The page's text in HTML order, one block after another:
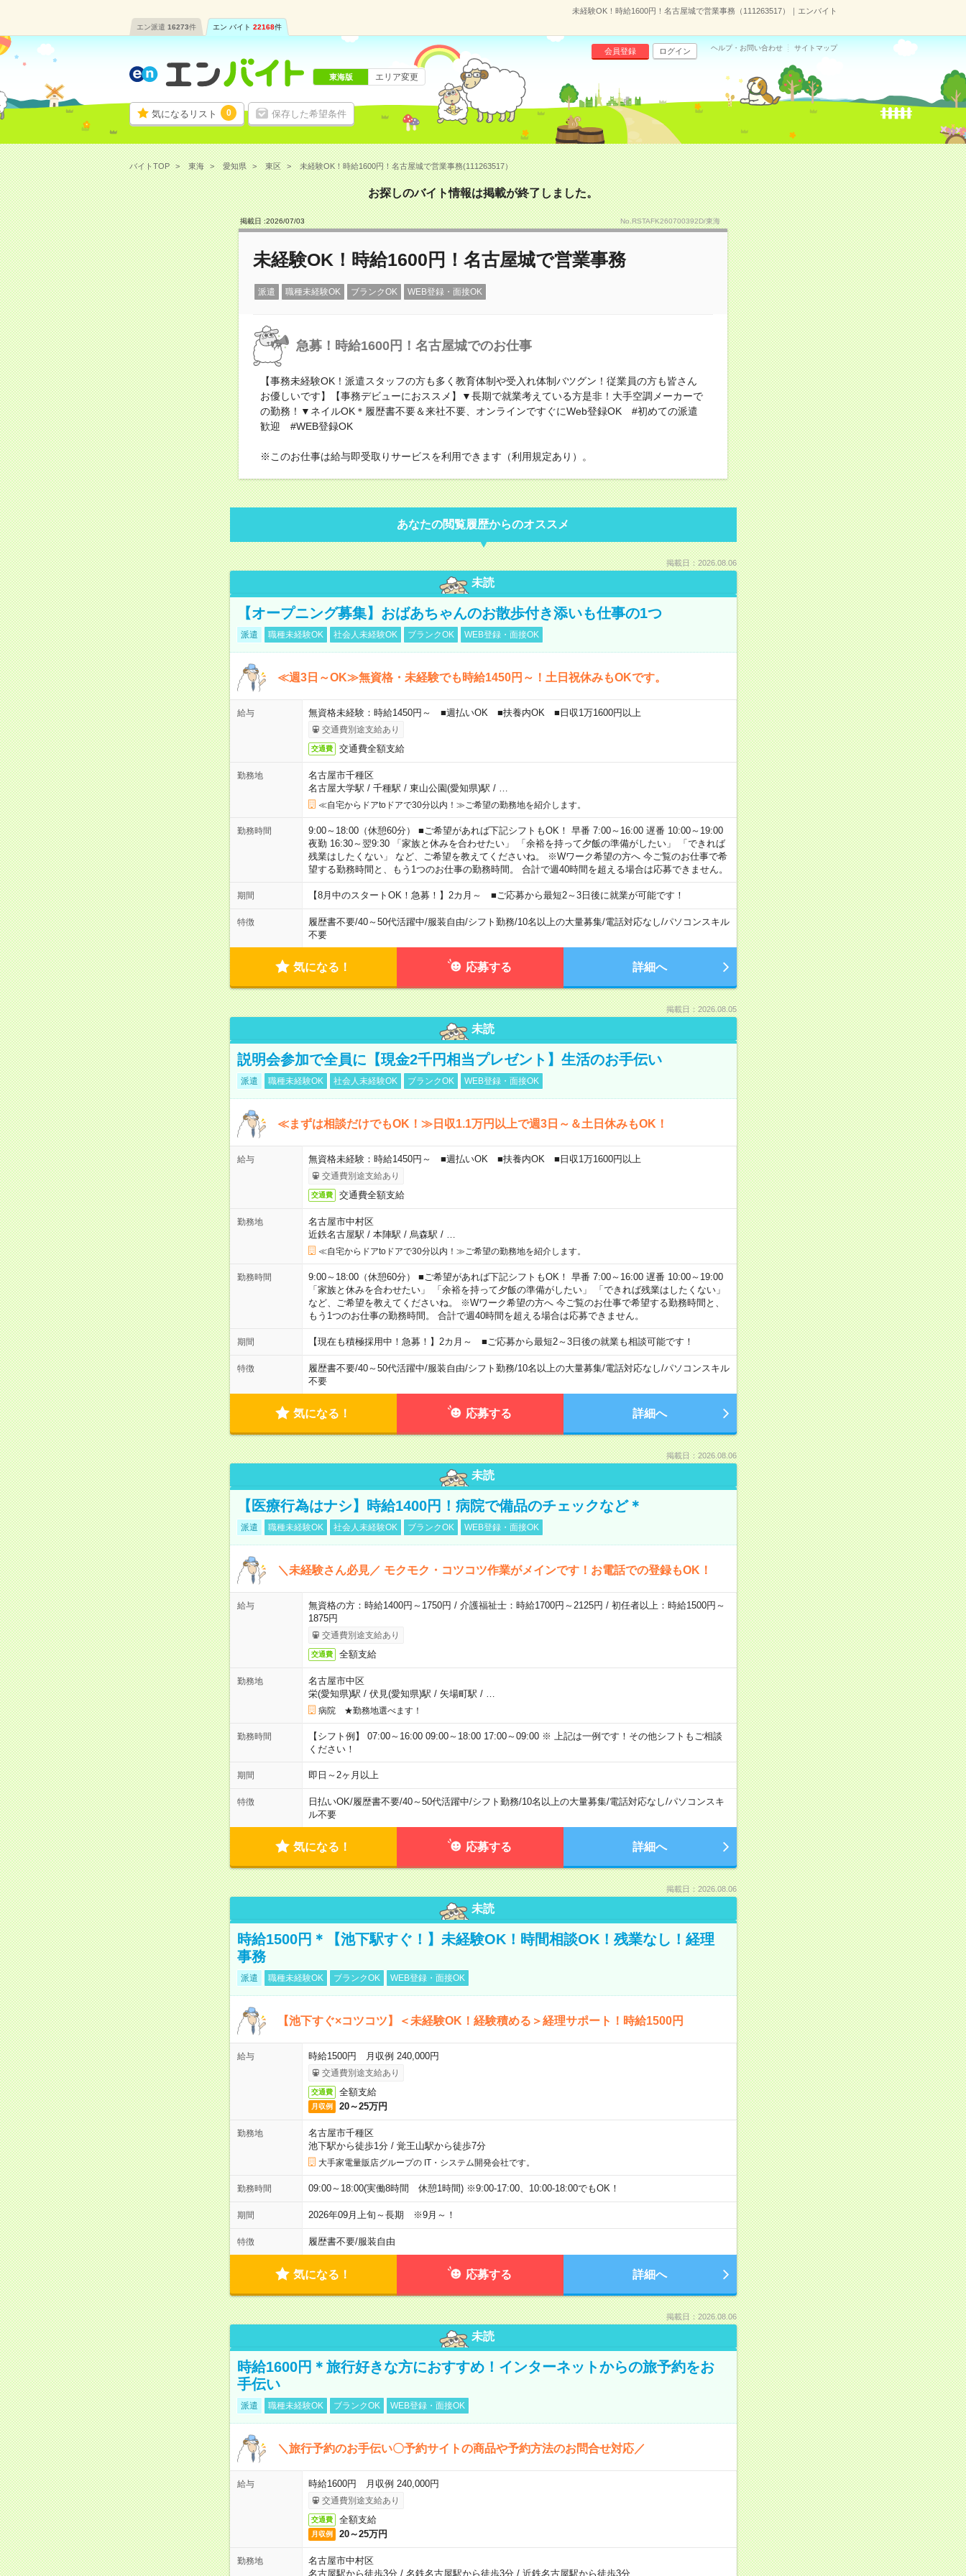
未経験OK！時給1600円！名古屋城で営業事務（111263517）｜エンバイト
エン派遣 16273件 エン バイト 22168件
気になるリスト 0 保存した希望条件
会員登録 ログイン ヘルプ・お問い合わせ サイトマップ
東海版 エリア変更
バイトTOP 東海 愛知県 東区 未経験OK！時給1600円！名古屋城で営業事務(111263517）
お探しのバイト情報は掲載が終了しました。
掲載日 :2026/07/03 No.RSTAFK260700392D/東海
未経験OK！時給1600円！名古屋城で営業事務
派遣 職種未経験OK ブランクOK WEB登録・面接OK
急募！時給1600円！名古屋城でのお仕事
【事務未経験OK！派遣スタッフの方も多く教育体制や受入れ体制バツグン！従業員の方も皆さん
お優しいです】【事務デビューにおススメ】▼長期で就業考えている方是非！大手空調メーカーで
の勤務！▼ネイルOK＊履歴書不要＆来社不要、オンラインですぐにWeb登録OK #初めての派遣
歓迎 #WEB登録OK
※このお仕事は給与即受取りサービスを利用できます（利用規定あり）。
あなたの閲覧履歴からのオススメ
掲載日：2026.08.06
未読
【オープニング募集】おばあちゃんのお散歩付き添いも仕事の1つ
派遣 職種未経験OK 社会人未経験OK ブランクOK WEB登録・面接OK
≪週3日～OK≫無資格・未経験でも時給1450円～！土日祝休みもOKです。
給与 無資格未経験：時給1450円～ ■週払いOK ■扶養内OK ■日収1万1600円以上
交通費別途支給あり
交通費 交通費全額支給
勤務地
名古屋市千種区
名古屋大学駅 / 千種駅 / 東山公園(愛知県)駅 /
≪自宅からドアtoドアで30分以内！≫ご希望の勤務地を紹介します。
勤務時間
9:00～18:00（休憩60分） ■ご希望があれば下記シフトもOK！ 早番 7:00～16:00 遅番 10:00～19:00
夜勤 16:30～翌9:30 「家族と休みを合わせたい」 「余裕を持って夕飯の準備がしたい」 「できれば
残業はしたくない」 など、ご希望を教えてくださいね。 ※Wワーク希望の方へ 今ご覧のお仕事で希
望する勤務時間と、もう1つのお仕事の勤務時間。 合計で週40時間を超える場合は応募できません。
期間 【8月中のスタートOK！急募！】2カ月～ ■ご応募から最短2～3日後に就業が可能です！
特徴 履歴書不要/40～50代活躍中/服装自由/シフト勤務/10名以上の大量募集/電話対応なし/パソコンスキル
不要
気になる！ 応募する 詳細へ
掲載日：2026.08.05
未読
説明会参加で全員に【現金2千円相当プレゼント】生活のお手伝い
派遣 職種未経験OK 社会人未経験OK ブランクOK WEB登録・面接OK
≪まずは相談だけでもOK！≫日収1.1万円以上で週3日～＆土日休みもOK！
給与 無資格未経験：時給1450円～ ■週払いOK ■扶養内OK ■日収1万1600円以上
交通費別途支給あり
交通費 交通費全額支給
勤務地
名古屋市中村区
近鉄名古屋駅 / 本陣駅 / 烏森駅 /
≪自宅からドアtoドアで30分以内！≫ご希望の勤務地を紹介します。
勤務時間
9:00～18:00（休憩60分） ■ご希望があれば下記シフトもOK！ 早番 7:00～16:00 遅番 10:00～19:00
「家族と休みを合わせたい」 「余裕を持って夕飯の準備がしたい」 「できれば残業はしたくない」
など、ご希望を教えてくださいね。 ※Wワーク希望の方へ 今ご覧のお仕事で希望する勤務時間と、
もう1つのお仕事の勤務時間。 合計で週40時間を超える場合は応募できません。
期間 【現在も積極採用中！急募！】2カ月～ ■ご応募から最短2～3日後の就業も相談可能です！
特徴 履歴書不要/40～50代活躍中/服装自由/シフト勤務/10名以上の大量募集/電話対応なし/パソコンスキル
不要
気になる！ 応募する 詳細へ
掲載日：2026.08.06
未読
【医療行為はナシ】時給1400円！病院で備品のチェックなど＊
派遣 職種未経験OK 社会人未経験OK ブランクOK WEB登録・面接OK
＼未経験さん必見／ モクモク・コツコツ作業がメインです！お電話での登録もOK！
給与
無資格の方：時給1400円～1750円 / 介護福祉士：時給1700円～2125円 / 初任者以上：時給1500円～
1875円
交通費別途支給あり
交通費 全額支給
勤務地
名古屋市中区
栄(愛知県)駅 / 伏見(愛知県)駅 / 矢場町駅 /
病院 ★勤務地選べます！
勤務時間
【シフト例】 07:00～16:00 09:00～18:00 17:00～09:00 ※ 上記は一例です！その他シフトもご相談
ください！
期間 即日～2ヶ月以上
特徴 日払いOK/履歴書不要/40～50代活躍中/シフト勤務/10名以上の大量募集/電話対応なし/パソコンスキ
ル不要
気になる！ 応募する 詳細へ
掲載日：2026.08.06
未読
時給1500円＊【池下駅すぐ！】未経験OK！時間相談OK！残業なし！経理
事務
派遣 職種未経験OK ブランクOK WEB登録・面接OK
【池下すぐ×コツコツ】＜未経験OK！経験積める＞経理サポート！時給1500円
給与 時給1500円 月収例 240,000円
交通費別途支給あり
交通費 全額支給
月収例 20～25万円
勤務地
名古屋市千種区
池下駅から徒歩1分/ 覚王山駅から徒歩7分
大手家電量販店グループの IT・システム開発会社です。
勤務時間 09:00～18:00(実働8時間 休憩1時間) ※9:00-17:00、10:00‐18:00でもOK！
期間 2026年09月上旬～長期 ※9月～！
特徴 履歴書不要/服装自由
気になる！ 応募する 詳細へ
掲載日：2026.08.06
未読
時給1600円＊旅行好きな方におすすめ！インターネットからの旅予約をお
手伝い
派遣 職種未経験OK ブランクOK WEB登録・面接OK
＼旅行予約のお手伝い〇予約サイトの商品や予約方法のお問合せ対応／
給与 時給1600円 月収例 240,000円
交通費別途支給あり
交通費 全額支給
月収例 20～25万円
勤務地
名古屋市中村区
名古屋駅から徒歩3分/ 名鉄名古屋駅から徒歩3分/ 近鉄名古屋駅から徒歩3分